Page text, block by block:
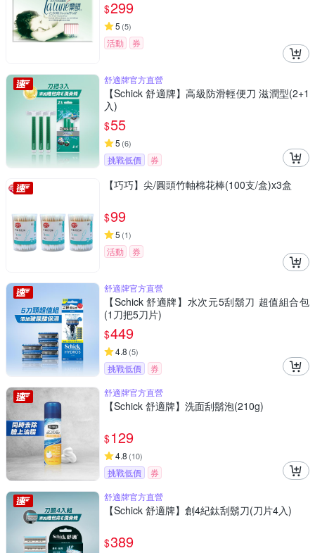
$299
5 (5)
活動 券
舒適牌官方直營
【Schick 舒適牌】高級防滑輕便刀 滋潤型(2+1
入)
$55
5 (6)
挑戰低價 券
【巧巧】尖/圓頭竹軸棉花棒(100支/盒)x3盒
$99
5 (1)
活動 券
舒適牌官方直營
【Schick 舒適牌】水次元5刮鬍刀 超值組合包
(1刀把5刀片)
$449
4.8 (5)
挑戰低價
券
舒適牌官方直營
【Schick 舒適牌】洗面刮鬍泡(210g)
$129
4.8 (10)
挑戰低價
券
舒適牌官方直營
【Schick 舒適牌】創4紀鈦刮鬍刀(刀片4入)
$389